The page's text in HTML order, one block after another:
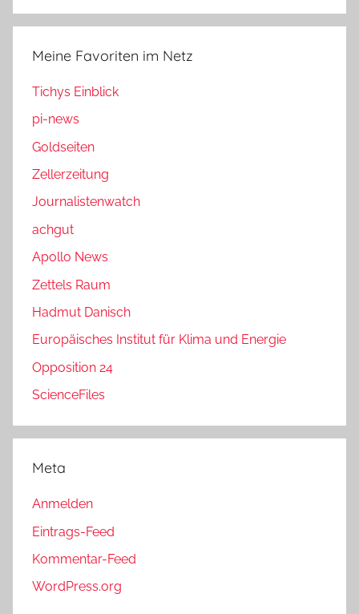
Meine Favoriten im Netz
Tichys Einblick
pi-news
Goldseiten
Zellerzeitung
Journalistenwatch
achgut
Apollo News
Zettels Raum
Hadmut Danisch
Europäisches Institut für Klima und Energie
Opposition 24
ScienceFiles
Meta
Anmelden
Eintrags-Feed
Kommentar-Feed
WordPress.org